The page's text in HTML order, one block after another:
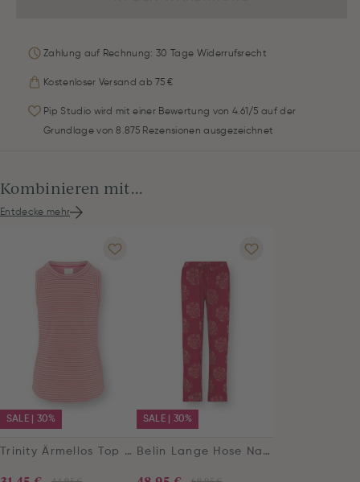
Zahlung auf Rechnung: 30 Tage Widerrufsrecht
Kostenloser Versand ab 75 €
Pip Studio wird mit einer Bewertung von 4.61/5 auf der
Grundlage von 8.875 Rezensionen ausgezeichnet
Kombinieren mit...
Entdecke mehr
SALE | 30%
Trinity Ärmellos Top Little Sumo Stripe Rosa
SALE | 30%
Belin Lange Hose Namaste Rot